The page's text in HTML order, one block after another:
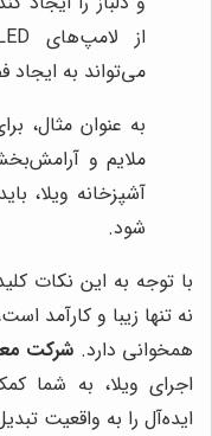
می‌تواند به
به عنوان مثال،
ملایم و
آشپزخانه ویلا،
شود.
با توجه به این نکات
نه تنها زیبا و کارآمد
همخوانی دارد. شرکت
اجرای ویلا، به شما
ایده‌آل را به واقعیت